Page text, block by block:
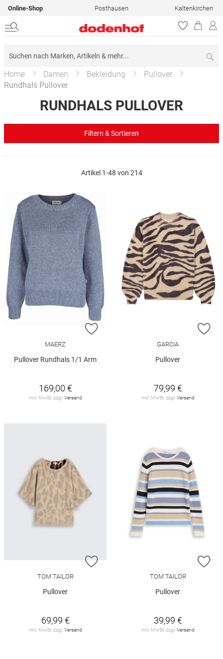
Online-Shop Posthausen Kaltenkirchen
Home Damen Bekleidung
Pullover
Rundhals Pullover
RUNDHALS PULLOVER
Artikel 1-48 von 214
ZUR WUNSCHLISTE HINZUFÜGEN
MAERZ
Pullover Rundhals 1/1 Arm
169,00 €
inkl. MwSt. zzgl. Versand
GARCIA
Pullover
79,99 €
inkl. MwSt. zzgl. Versand
ZUR WUNSCHLISTE HINZUFÜGEN
TOM TAILOR
Pullover
69,99 €
inkl. MwSt. zzgl. Versand
TOM TAILOR
Pullover
39,99 €
inkl. MwSt. zzgl. Versand
Filtern & Sortieren